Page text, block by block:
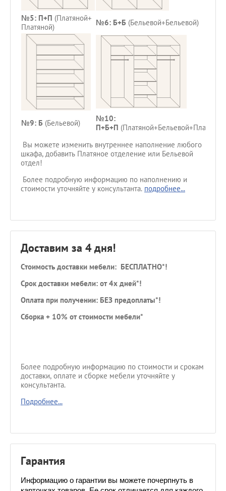
№5: П+П (Платяной+
Платяной)
№6: Б+Б (Бельевой+Бельевой)
№9: Б (Бельевой)
№10:
П+Б+П (Платяной+Бельевой+Платяной)
Вы можете изменить внутреннее наполнение любого
шкафа, добавить Платяное отделение или Бельевой
отдел!
Более подробную информацию по наполнению и
стоимости уточняйте у консультанта. подробнее...
Доставим за 4 дня!
Стоимость доставки мебели: БЕСПЛАТНО*!
Срок доставки мебели: от 4х дней*!
Оплата при получении: БЕЗ предоплаты*!
Сборка + 10% от стоимости мебели*
Более подробную информацию по стоимости и срокам
доставки, оплате и сборке мебели уточняйте у
консультанта.
Подробнее...
Гарантия
Информацию о гарантии вы можете почерпнуть в